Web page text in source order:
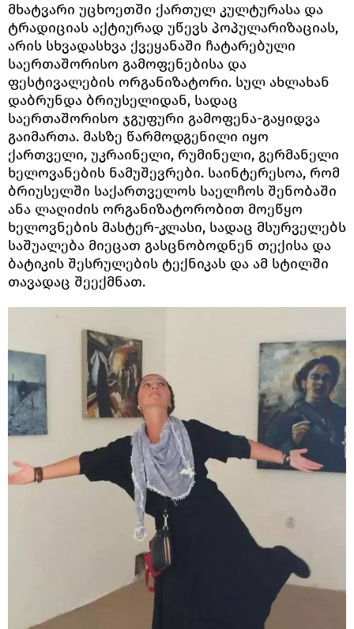
მხატვარი უცხოეთში ქართულ კულტურასა და
ტრადიციას აქტიურად უწევს პოპულარიზაციას,
არის სხვადასხვა ქვეყანაში ჩატარებული
საერთაშორისო გამოფენებისა და
ფესტივალების ორგანიზატორი. სულ ახლახან
დაბრუნდა ბრიუსელიდან, სადაც
საერთაშორისო ჯგუფური გამოფენა-გაყიდვა
გაიმართა. მასზე წარმოდგენილი იყო
ქართველი, უკრაინელი, რუმინელი, გერმანელი
ხელოვანების ნამუშევრები. საინტერესოა, რომ
ბრიუსელში საქართველოს საელჩოს შენობაში
ანა ლაღიძის ორგანიზატორობით მოეწყო
ხელოვნების მასტერ-კლასი, სადაც მსურველებს
საშუალება მიეცათ გასცნობოდნენ თექისა და
ბატიკის შესრულების ტექნიკას და ამ სტილში
თავადაც შეექმნათ.